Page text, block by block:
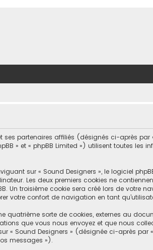
partenaires affiliés (désignés ci-après par «
» et « phpBB Limited ») utilisent toutes les
sur « Sound Designers », le logiciel
Les deux premiers cookies ne
troisième cookie sera créé lors de votre
votre confort de navigation en tant
quatrième sorte de cookies, externes au
que vous nous envoyez et que nous
« Sound Designers » (désignée ci-après par
messages »).